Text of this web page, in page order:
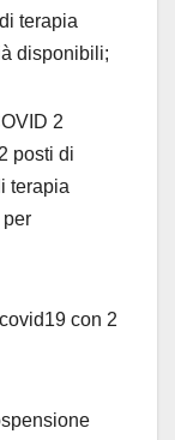
terapia
disponibili;
2
posti di
terapia
per
con 2